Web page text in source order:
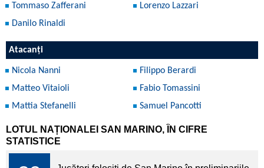
Tommaso Zafferani
Lorenzo Lazzari
Danilo Rinaldi
Atacanți
Nicola Nanni
Filippo Berardi
Matteo Vitaioli
Fabio Tomassini
Mattia Stefanelli
Samuel Pancotti
LOTUL NAȚIONALEI SAN MARINO, ÎN CIFRE
STATISTICE